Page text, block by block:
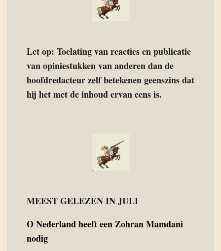
Let op: Toelating van reacties en publicatie
van opiniestukken van anderen dan de
hoofdredacteur zelf betekenen geenszins dat
hij het met de inhoud ervan eens is.
MEEST GELEZEN IN JULI
ONederland heeft een Zohran Mamdani
nodig